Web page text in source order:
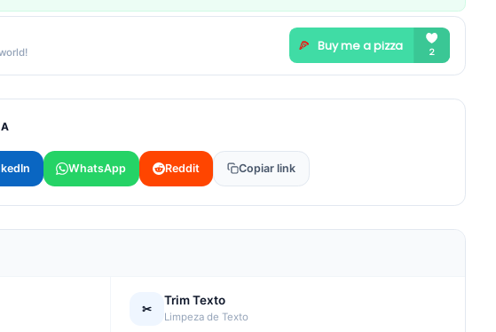
WhatsApp Reddit Copiar link
✂
Trim Texto
Limpeza de Texto